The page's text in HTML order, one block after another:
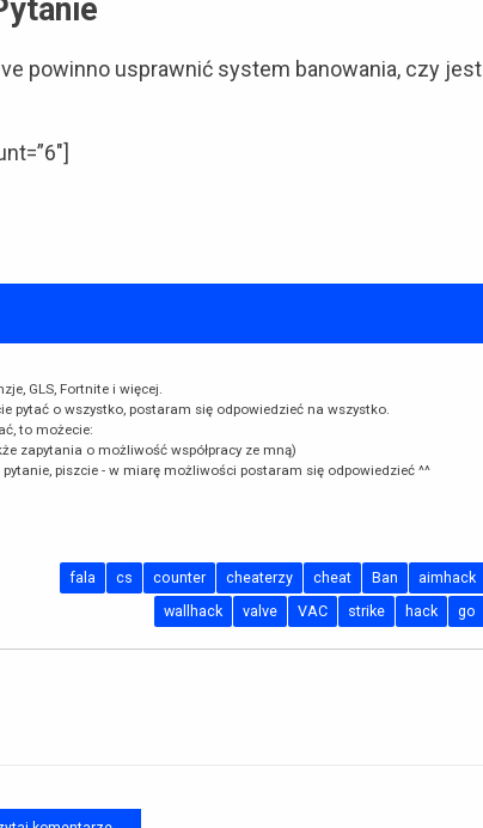
powinno usprawnić system banowania, czy jest
GLS, Fortnite i więcej.
pytać o wszystko, postaram się odpowiedzieć na wszystko.
to możecie:
zapytania o możliwość współpracy ze mną)
piszcie - w miarę możliwości postaram się odpowiedzieć ^^
aimhack
Ban
cheat
cheaterzy
counter
cs
fala
go
hack
strike
VAC
valve
wallhack